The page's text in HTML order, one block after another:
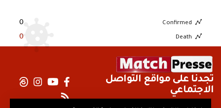
Confirmed
0
Death
0
تجدنا على مواقع التواصل
الاجتماعي